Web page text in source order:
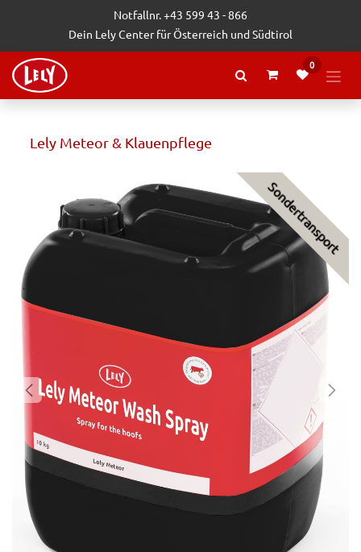
Zum Inhalt springenNotfallnr. +43 599 43 - 866
Dein Lely Center für Österreich und Südtirol
0
Lely Meteor & Klauenpflege
Sondertransport